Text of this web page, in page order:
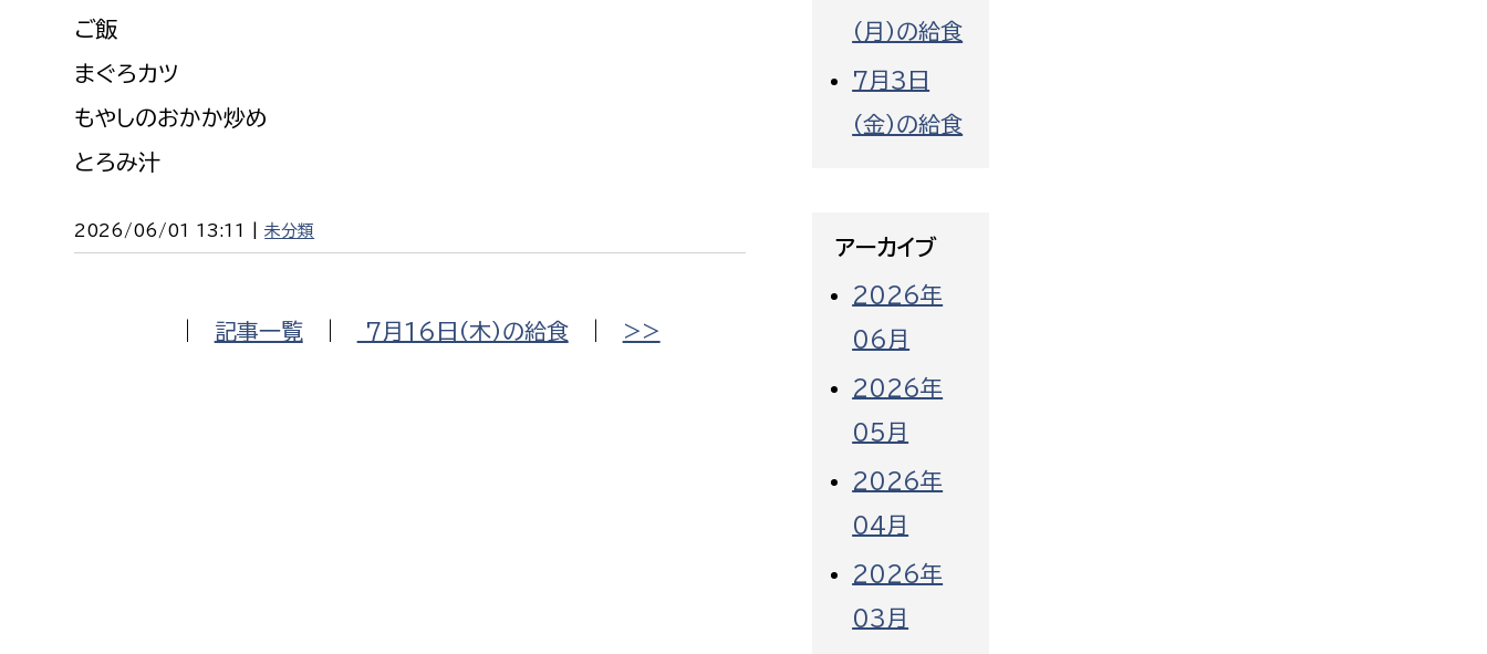
浄水管理課
農業委員会事務局
農業委員会事務局
ご飯
まぐろカツ
もやしのおかか炒め
とろみ汁
2026/06/01 13:11 |未分類
記事一覧| 7月16日（木）の給食| >>
（月）の給食
7月3日
（金）の給食
アーカイブ
2026年
06月
2026年
05月
2026年
04月
2026年
03月